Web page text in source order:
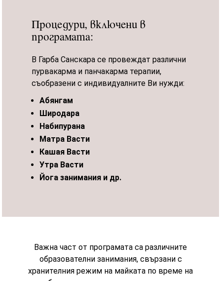
Процедури, включени в
програмата:
В Гарба Санскара се провеждат различни
пурвакарма и панчакарма терапии,
съобразени с индивидуалните Ви нужди:
Абянгам
Широдара
Набипурана
Матра Васти
Кашая Васти
Утра Васти
Йога занимания и др.
Важна част от програмата са различните
образователни занимания, свързани с
хранителния режим на майката по време на